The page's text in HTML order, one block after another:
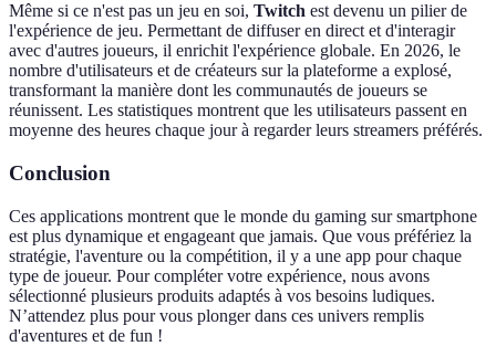
Même si ce n'est pas un jeu en soi, Twitch est devenu un pilier de
l'expérience de jeu. Permettant de diffuser en direct et d'interagir
avec d'autres joueurs, il enrichit l'expérience globale. En 2026, le
nombre d'utilisateurs et de créateurs sur la plateforme a explosé,
transformant la manière dont les communautés de joueurs se
réunissent. Les statistiques montrent que les utilisateurs passent en
moyenne des heures chaque jour à regarder leurs streamers préférés.
Conclusion
Ces applications montrent que le monde du gaming sur smartphone
est plus dynamique et engageant que jamais. Que vous préfériez la
stratégie, l'aventure ou la compétition, il y a une app pour chaque
type de joueur. Pour compléter votre expérience, nous avons
sélectionné plusieurs produits adaptés à vos besoins ludiques.
N’attendez plus pour vous plonger dans ces univers remplis
d'aventures et de fun !